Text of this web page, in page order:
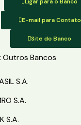
E-mail para Contato
Site do Banco
: Outros Bancos
S.A.
S.A.
S.A.